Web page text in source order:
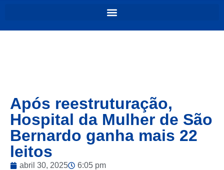
Após reestruturação,
Hospital da Mulher de São
Bernardo ganha mais 22
leitos
abril 30, 2025 6:05 pm